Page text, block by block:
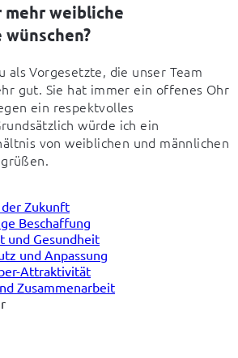
weibliche
als Vorgesetzte, die unser Team
gut. Sie hat immer ein offenes Ohr
ein respektvolles
würde ich ein
von weiblichen und männlichen
Zukunft
Beschaffung
und Gesundheit
und Anpassung
Attraktivität
Zusammenarbeit